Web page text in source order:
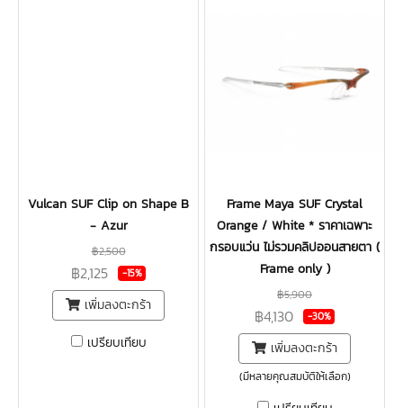
Vulcan SUF Clip on Shape B
- Azur
฿2,500
฿2,125 -15%
เพิ่มลงตะกร้า
เปรียบเทียบ
Frame Maya SUF Crystal
Orange / White * ราคาเฉพาะ
กรอบแว่น ไม่รวมคลิปออนสายตา (
Frame only )
฿5,900
฿4,130 -30%
เพิ่มลงตะกร้า
(มีหลายคุณสมบัติให้เลือก)